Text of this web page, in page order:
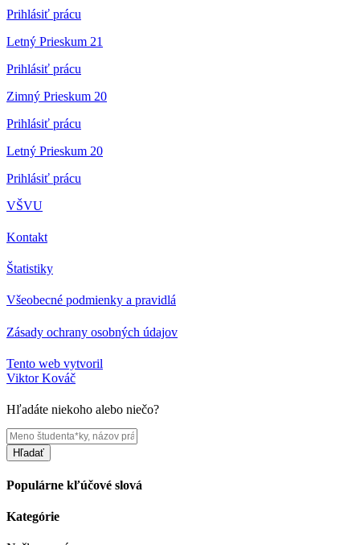
Prihlásiť prácu
Letný Prieskum 21
Prihlásiť prácu
Zimný Prieskum 20
Prihlásiť prácu
Letný Prieskum 20
Prihlásiť prácu
VŠVU
Kontakt
Štatistiky
Všeobecné podmienky a pravidlá
Zásady ochrany osobných údajov
Tento web vytvoril
Viktor Kováč
Hľadáte niekoho alebo niečo?
Hľadať
Populárne kľúčové slová
Kategórie